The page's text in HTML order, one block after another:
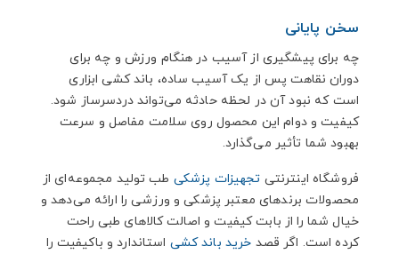
سخن پایانی
چه برای پیشگیری از آسیب در هنگام ورزش و چه برای
دوران نقاهت پس از یک آسیب ساده، باند کشی ابزاری
است که نبود آن در لحظه حادثه می‌تواند دردسرساز شود.
کیفیت و دوام این محصول روی سلامت مفاصل و سرعت
بهبود شما تأثیر می‌گذارد.
فروشگاه اینترنتی تجهیزات پزشکی طب تولید مجموعه‌ای از
محصولات برندهای معتبر پزشکی و ورزشی را ارائه می‌دهد و
خیال شما را از بابت کیفیت و اصالت کالاهای طبی راحت
کرده است. اگر قصد خرید باند کشی استاندارد و باکیفیت را